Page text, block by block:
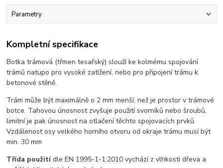
Parametry
Kompletní specifikace
Botka trámová (třmen tesařský) slouží ke kolmému spojování
trámů natupo pro vysoké zatížení, nebo pro připojení trámu k
betonové stěně.
Trám může být maximálně o 2 mm menší, než je prostor v trámové
botce. Tahovou únosnost zvyšuje použití svorníků nebo šroubů,
limitní je pak únosnost na otlačení těchto spojovacích prvků.
Vzdálenost osy velkého horního otvoru od okraje trámu musí být
min. 30 mm
Třída použitídle EN 1995-1-1:2010 vychází z vlhkosti dřeva a